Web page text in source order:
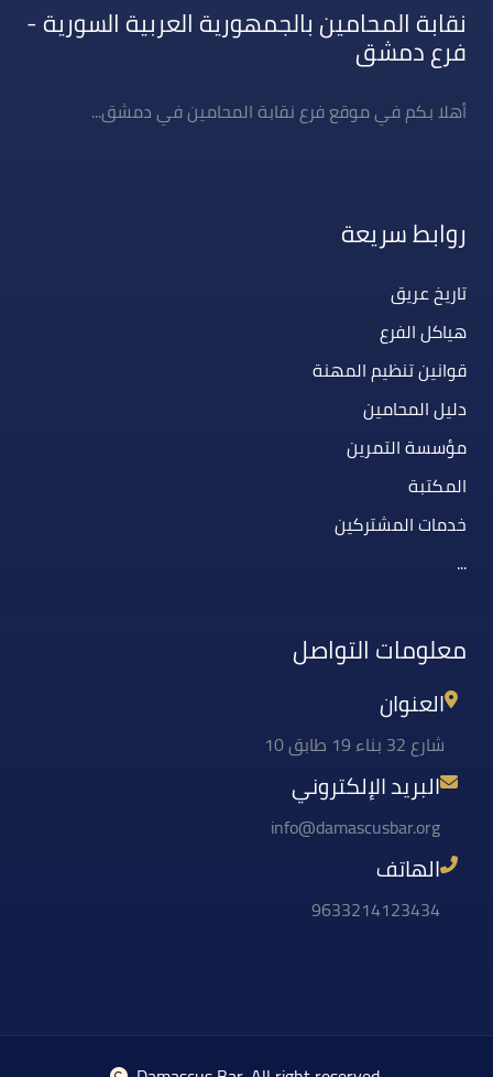
نقابة المحامين بالجمهورية العربية السورية -
فرع دمشق
أهلا بكم في موقع فرع نقابة المحامين في دمشق...
روابط سريعة
تاريخ عريق
هياكل الفرع
قوانين تنظيم المهنة
دليل المحامين
مؤسسة التمرين
المكتبة
خدمات المشتركين
...
معلومات التواصل
العنوان
شارع 32 بناء 19 طابق 10
البريد الإلكتروني
info@damascusbar.org
الهاتف
9633214123434